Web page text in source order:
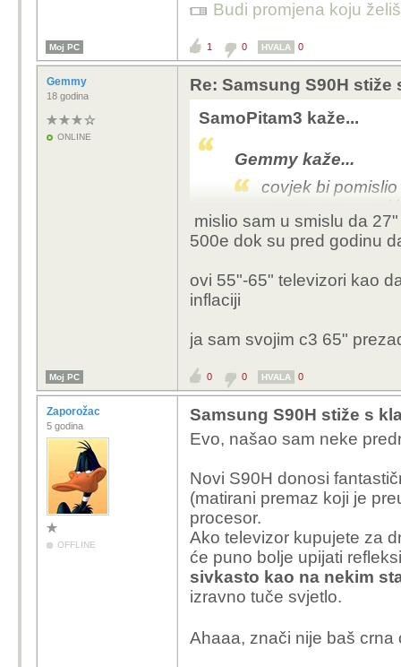
Budi promjena koju
Moj PC 1 0 HVALA 0
Gemmy
18 godina
ONLINE
Re: Samsung S90H
SamoPitam3 kaže...
Gemmy kaže...
covjek bi
vremenom, a
Sve trenutno ide gore
mislio sam u smislu da
500e dok su pred godinu
ovi 55"-65" televizori kao
inflaciji
ja sam svojim c3 65"
Moj PC 0 0 HVALA 0
Zaporožac
5 godina
OFFLINE
Samsung S90H stiže s
Evo, našao sam neke
Novi S90H donosi
(matirani premaz koji je
procesor.
Ako televizor kupujete za
će puno bolje upijati
sivkasto kao na nekim
izravno tuče svjetlo.
Ahaaa, znači nije baš